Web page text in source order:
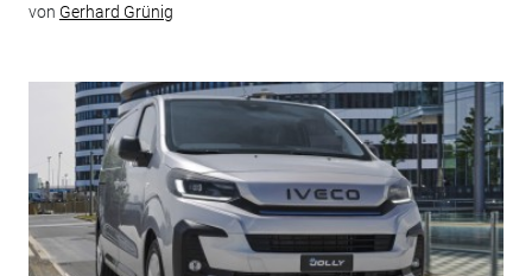
von Gerhard Grünig